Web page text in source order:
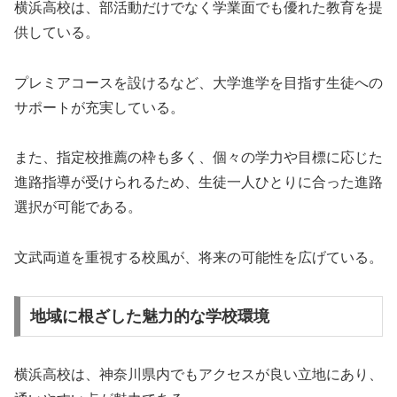
横浜高校は、部活動だけでなく学業面でも優れた教育を提
供している。
プレミアコースを設けるなど、大学進学を目指す生徒への
サポートが充実している。
また、指定校推薦の枠も多く、個々の学力や目標に応じた
進路指導が受けられるため、生徒一人ひとりに合った進路
選択が可能である。
文武両道を重視する校風が、将来の可能性を広げている。
地域に根ざした魅力的な学校環境
横浜高校は、神奈川県内でもアクセスが良い立地にあり、